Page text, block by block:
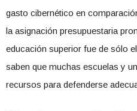
gasto cibernético en
la asignación presupuestaria
educación superior fue de sólo
saben que muchas escuelas y
recursos para defenderse